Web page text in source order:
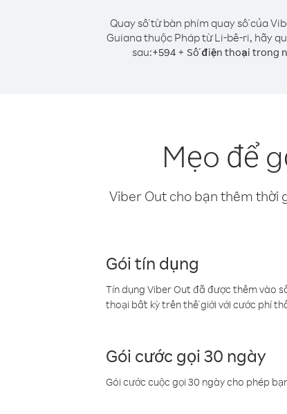
Quay số từ bàn phím quay số của
Guiana thuộc Pháp từ Li-bê-ri, hãy
sau:+594 + Số điện thoại trong
Mẹo để
Viber Out cho bạn thêm thời
Gói tín dụng
Tín dụng Viber Out đã được thêm vào
thoại bất kỳ trên thế giới với cước phí
Gói cước gọi 30 ngày
Gói cước cuộc gọi 30 ngày cho phép